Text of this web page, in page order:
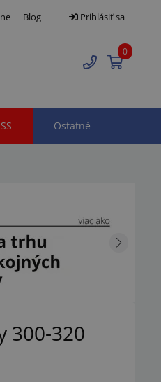
Blog | Prihlásiť sa
0
Ostatné
300-320